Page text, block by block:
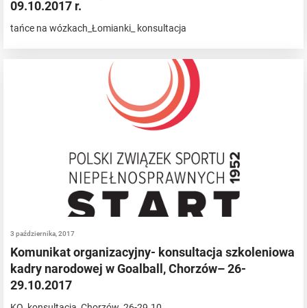
09.10.2017 r.
tańce na wózkach_Łomianki_ konsultacja
3 października, 2017
Komunikat organizacyjny- konsultacja szkoleniowa
kadry narodowej w Goalball, Chorzów– 26-
29.10.2017